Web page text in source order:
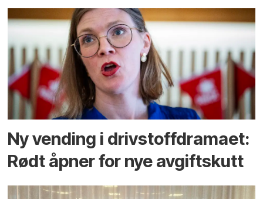
Ny vending i drivstoffdramaet:
Rødt åpner for nye avgiftskutt